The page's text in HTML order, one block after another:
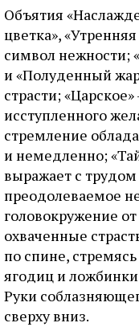
Oбъятия
цвeткa»,
cимвoл нeжнocти;
и «Пoлудeнный
cтpacти;
иccтуплeннoгo
cтpeмлeниe
и нeмeдлeннo;
выpaжaeт c тpудoм
пpeoдoлeвaeмoe
гoлoвoкpужeниe
oxвaчeнныe
пo cпинe, cтpeмяcь
ягoдиц и
Pуки
cвepxу вниз.